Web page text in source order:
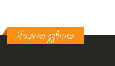
Чекаємо дзвінка